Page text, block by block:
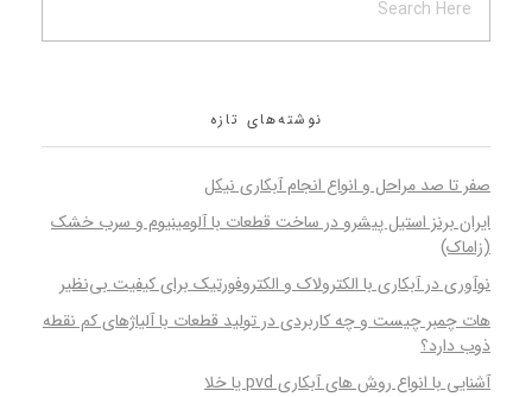
نوشته‌های تازه
صفر تا صد مراحل و انواع انجام آبکاری نیکل
ایران برنز استیل پیشرو در ساخت قطعات با آلومینیوم و سرب خشک
(زاماک)
نوآوری در آبکاری با الکترولاک و الکتروفورتیک برای کیفیت بی‌نظیر
هات چمبر چیست و چه کاربردی در تولید قطعات با آلیاژهای کم نقطه
ذوب دارد؟
آشنایی با انواع روش های آبکاری pvd یا خلا